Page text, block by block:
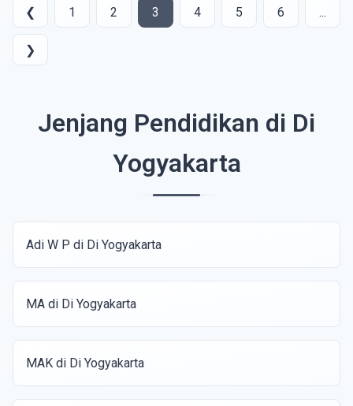
❮ 1 2 3 4 5 6 ...
❯
Jenjang Pendidikan di Di
Yogyakarta
Adi W P di Di Yogyakarta
MA di Di Yogyakarta
MAK di Di Yogyakarta